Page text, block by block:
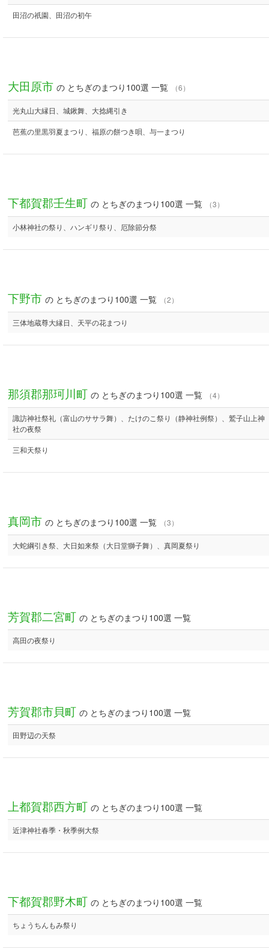
田沼の祇園、田沼の初午
大田原市 の とちぎのまつり100選 一覧 （6）
光丸山大縁日、城鍬舞、大捻縄引き
芭蕉の里黒羽夏まつり、福原の餅つき唄、与一まつり
下都賀郡壬生町 の とちぎのまつり100選 一覧 （3）
小林神社の祭り、ハンギリ祭り、厄除節分祭
下野市 の とちぎのまつり100選 一覧 （2）
三体地蔵尊大縁日、天平の花まつり
那須郡那珂川町 の とちぎのまつり100選 一覧 （4）
諏訪神社祭礼（富山のササラ舞）、たけのこ祭り（静神社例祭）、鷲子山上神
社の夜祭
三和天祭り
真岡市 の とちぎのまつり100選 一覧 （3）
大蛇綱引き祭、大日如来祭（大日堂獅子舞）、真岡夏祭り
芳賀郡二宮町 の とちぎのまつり100選 一覧
高田の夜祭り
芳賀郡市貝町 の とちぎのまつり100選 一覧
田野辺の天祭
上都賀郡西方町 の とちぎのまつり100選 一覧
近津神社春季・秋季例大祭
下都賀郡野木町 の とちぎのまつり100選 一覧
ちょうちんもみ祭り